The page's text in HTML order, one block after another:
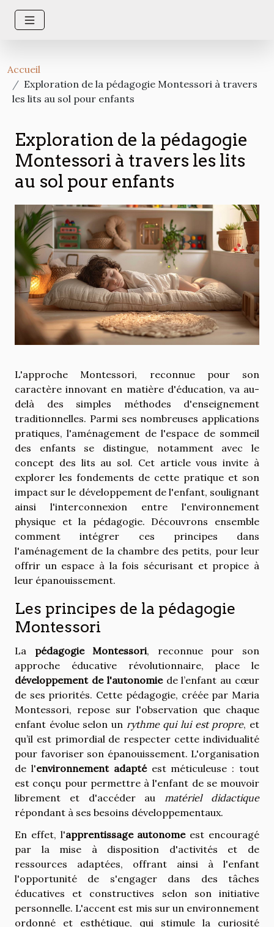
Accueil
Exploration de la pédagogie Montessori à travers
les lits au sol pour enfants
Exploration de la pédagogie
Montessori à travers les lits
au sol pour enfants
L'approche Montessori, reconnue pour son
caractère innovant en matière d'éducation, va au-
delà des simples méthodes d'enseignement
traditionnelles. Parmi ses nombreuses applications
pratiques, l'aménagement de l'espace de sommeil
des enfants se distingue, notamment avec le
concept des lits au sol. Cet article vous invite à
explorer les fondements de cette pratique et son
impact sur le développement de l'enfant, soulignant
ainsi l'interconnexion entre l'environnement
physique et la pédagogie. Découvrons ensemble
comment intégrer ces principes dans
l'aménagement de la chambre des petits, pour leur
offrir un espace à la fois sécurisant et propice à
leur épanouissement.
Les principes de la pédagogie
Montessori
La pédagogie Montessori, reconnue pour son
approche éducative révolutionnaire, place le
développement de l'autonomiede l’enfant au cœur
de ses priorités. Cette pédagogie, créée par Maria
Montessori, repose sur l'observation que chaque
enfant évolue selon un rythme qui lui est propre, et
qu’il est primordial de respecter cette individualité
pour favoriser son épanouissement. L'organisation
de l'environnement adaptéest méticuleuse : tout
est conçu pour permettre à l'enfant de se mouvoir
librement et d'accéder au matériel didactique
répondant à ses besoins développementaux.
En effet, l'apprentissage autonomeest encouragé
par la mise à disposition d'activités et de
ressources adaptées, offrant ainsi à l'enfant
l'opportunité de s'engager dans des tâches
éducatives et constructives selon son initiative
personnelle. L'accent est mis sur un environnement
ordonné et esthétique, qui stimule la curiosité